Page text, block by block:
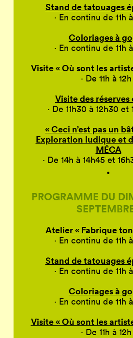
Stand de tatouages
· En continu de 11h
Coloriages à
· En continu de 11h
Visite « Où sont les
· De 11h à 12h
Visite des réserves
· De 11h30 à 12h30 et
« Ceci n’est pas un
Exploration ludique et
MÉCA
· De 14h à 14h45 et
·
PROGRAMME DU
Atelier « Fabrique
· En continu de 11h
Stand de tatouages
· En continu de 11h
Coloriages à
· En continu de 11h
Visite « Où sont les
· De 11h à 12h